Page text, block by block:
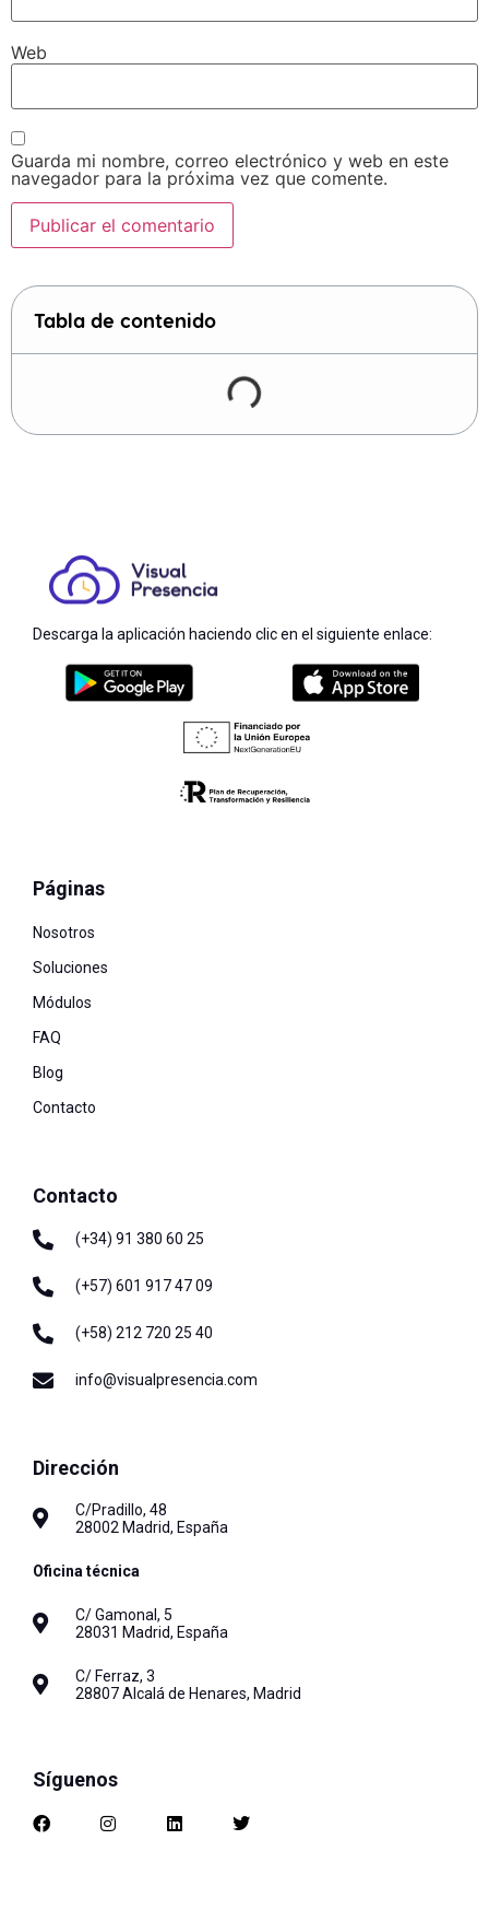
Web
Guarda mi nombre, correo electrónico y web en este
navegador para la próxima vez que comente.
Tabla de contenido
Descarga la aplicación haciendo clic en el siguiente enlace:
Páginas
Nosotros
Soluciones
Módulos
FAQ
Blog
Contacto
Contacto
(+34) 91 380 60 25
(+57) 601 917 47 09
(+58) 212 720 25 40
info@visualpresencia.com
Dirección
C/Pradillo, 48
28002 Madrid, España
Oficina técnica
C/ Gamonal, 5
28031 Madrid, España
C/ Ferraz, 3
28807 Alcalá de Henares, Madrid
Síguenos